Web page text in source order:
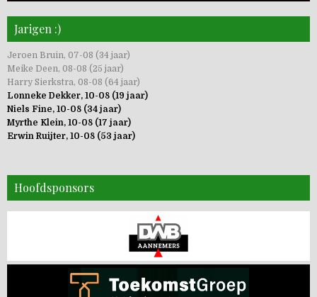
Jarigen :)
Jeroen Bruin, 07-08 (34 jaar)
Meike Deen, 08-08 (25 jaar)
Harry Sierkstra, 08-08 (64 jaar)
Lonneke Dekker, 10-08 (19 jaar)
Niels Fine, 10-08 (34 jaar)
Myrthe Klein, 10-08 (17 jaar)
Erwin Ruijter, 10-08 (53 jaar)
Hoofdsponsors